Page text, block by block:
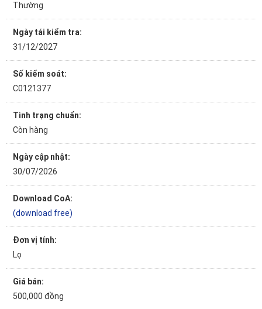
Thường
Ngày tái kiểm tra:
31/12/2027
Số kiểm soát:
C0121377
Tình trạng chuẩn:
Còn hàng
Ngày cập nhật:
30/07/2026
Download CoA:
(download free)
Đơn vị tính:
Lọ
Giá bán:
500,000 đồng